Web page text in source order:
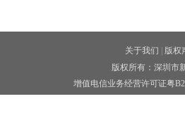
关于我们 版权
版权所有：深圳市
增值电信业务经营许可证粤